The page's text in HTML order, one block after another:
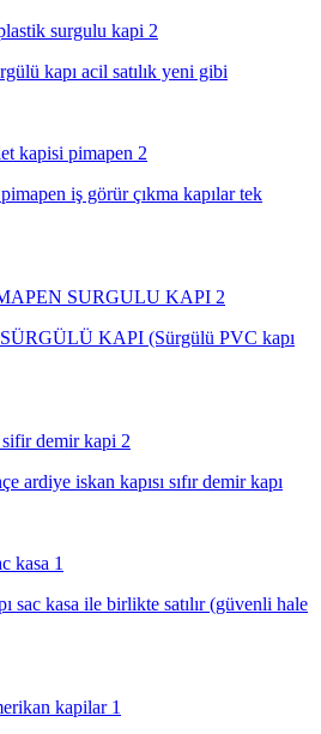
kapı acil satılık yeni gibi
iş görür çıkma kapılar tek
KAPI (Sürgülü PVC kapı
ardiye iskan kapısı sıfır demir kapı
sac kasa ile birlikte satılır (güvenli hale